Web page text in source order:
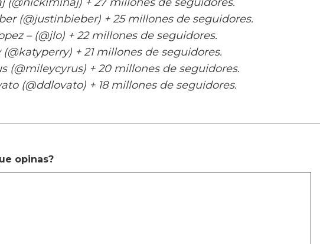
(@justinbieber) + 25 millones de seguidores.
– (@jlo) + 22 millones de seguidores.
(@katyperry) + 21 millones de seguidores.
(@mileycyrus) + 20 millones de seguidores.
(@ddlovato) + 18 millones de seguidores.
opinas?